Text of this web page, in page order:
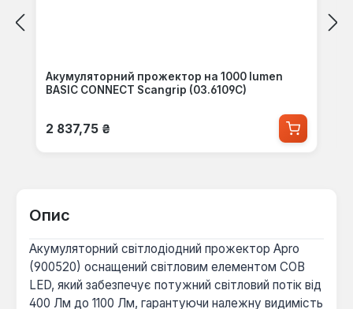
Акумуляторний прожектор на 1000 lumen
BASIC CONNECT Scangrip (03.6109C)
Звичайна ціна:
2 837,75 ₴
Опис
Акумуляторний світлодіодний прожектор Apro
(900520) оснащений світловим елементом COB
LED, який забезпечує потужний світловий потік від
400 Лм до 1100 Лм, гарантуючи належну видимість